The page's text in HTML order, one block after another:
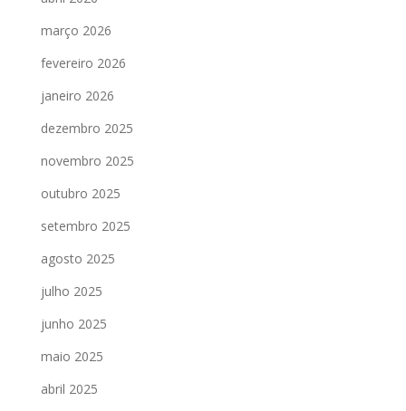
março 2026
fevereiro 2026
janeiro 2026
dezembro 2025
novembro 2025
outubro 2025
setembro 2025
agosto 2025
julho 2025
junho 2025
maio 2025
abril 2025